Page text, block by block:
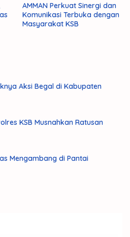
AMMAN Perkuat Sinergi dan
Komunikasi Terbuka dengan
Masyarakat KSB
Aksi Begal di Kabupaten
KSB Musnahkan Ratusan
Mengambang di Pantai